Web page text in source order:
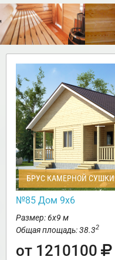
БРУС КАМЕРНОЙ СУШКИ
№85 Дом 9х6
Размер: 6х9 м
Общая площадь: 38.32
от 1210100